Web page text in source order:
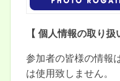
【 個人情報の取り
参加者の皆様の情報
は使用致しません。